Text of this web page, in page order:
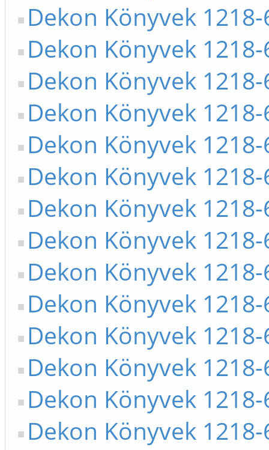
Dekon Könyvek 1218-
Dekon Könyvek 1218-
Dekon Könyvek 1218-
Dekon Könyvek 1218-
Dekon Könyvek 1218-
Dekon Könyvek 1218-
Dekon Könyvek 1218-
Dekon Könyvek 1218-
Dekon Könyvek 1218-
Dekon Könyvek 1218-
Dekon Könyvek 1218-
Dekon Könyvek 1218-
Dekon Könyvek 1218-
Dekon Könyvek 1218-